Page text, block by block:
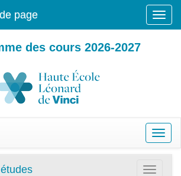
Toggle
page
des cours 2026-2027
Toggle
Toggle